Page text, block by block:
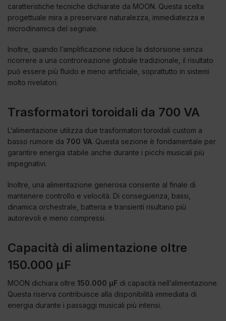
caratteristiche tecniche dichiarate da MOON. Questa scelta
progettuale mira a preservare naturalezza, immediatezza e
microdinamica del segnale.
Inoltre, quando l’amplificazione riduce la distorsione senza
ricorrere a una controreazione globale tradizionale, il risultato
può essere più fluido e meno artificiale, soprattutto in sistemi
molto rivelatori.
Trasformatori toroidali da 700 VA
L’alimentazione utilizza due trasformatori toroidali custom a
basso rumore da 700 VA. Questa sezione è fondamentale per
garantire energia stabile anche durante i picchi musicali più
impegnativi.
Inoltre, una alimentazione generosa consente al finale di
mantenere controllo e velocità. Di conseguenza, bassi,
dinamica orchestrale, batteria e transienti risultano più
autorevoli e meno compressi.
Capacità di alimentazione oltre
150.000 µF
MOON dichiara oltre 150.000 µF di capacità nell’alimentazione.
Questa riserva contribuisce alla disponibilità immediata di
energia durante i passaggi musicali più intensi.